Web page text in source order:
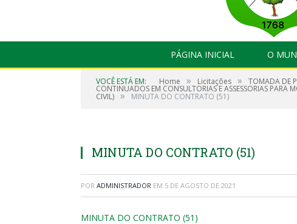
PÁGINA INICIAL O
VOCÊ ESTÁ EM: Home » Licitações » TOMADA DE
CONTINUADOS EM CONSULTORIAS E ASSESSORIAS PARA
CIVIL) » MINUTA DO CONTRATO (51)
MINUTA DO CONTRATO (51)
POR ADMINISTRADOR EM 5 DE AGOSTO DE 2021
MINUTA DO CONTRATO (51)